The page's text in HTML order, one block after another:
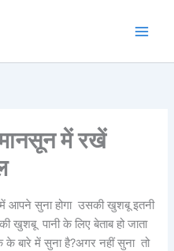
में रखें
आपने सुना होगा उसकी खुशबू इतनी
खुशबू पानी के लिए बेताब हो जाता
में सुना है?अगर नहीं सुना तो